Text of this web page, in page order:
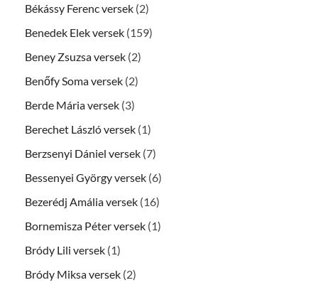
Békássy Ferenc versek (2)
Benedek Elek versek (159)
Beney Zsuzsa versek (2)
Benőfy Soma versek (2)
Berde Mária versek (3)
Berechet László versek (1)
Berzsenyi Dániel versek (7)
Bessenyei György versek (6)
Bezerédj Amália versek (16)
Bornemisza Péter versek (1)
Bródy Lili versek (1)
Bródy Miksa versek (2)